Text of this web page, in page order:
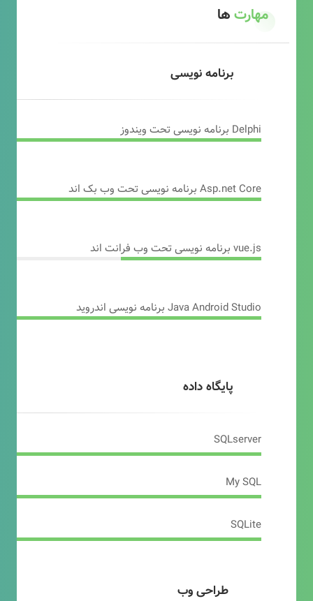
مهارتها
برنامه نویسی
Delphi برنامه نویسی تحت ویندوز
Asp.net Core برنامه نویسی تحت وب بک اند
vue.js برنامه نویسی تحت وب فرانت اند
Java Android Studio برنامه نویسی اندروید
پایگاه داده
SQLserver
My SQL
SQLite
طراحی وب